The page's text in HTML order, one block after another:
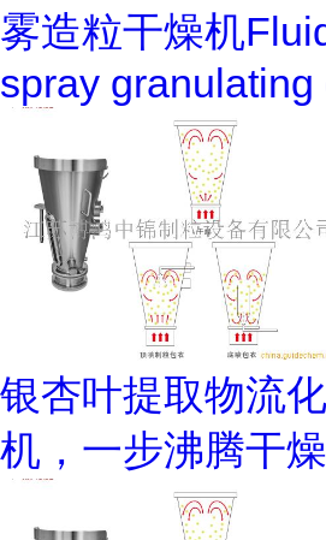
雾造粒干燥机
spray granulating
银杏叶提取物流
机，一步沸腾干